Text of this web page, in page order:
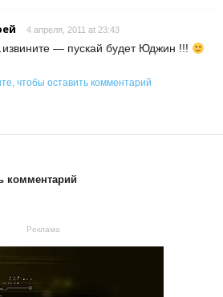
4 апреля, 2011 at 23:43
— пускай будет Юджин !!!
чтобы оставить комментарий
комментарий
Реклама